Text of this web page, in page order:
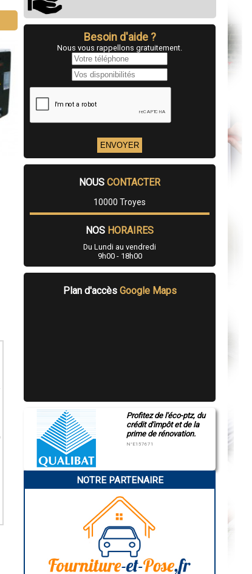
Besoin d'aide ?
Nous vous rappellons gratuitement.
NOUS CONTACTER
10000 Troyes
NOS HORAIRES
Du Lundi au vendredi
9h00 - 18h00
Plan d'accès Google Maps
Profitez de l'éco-ptz, du
crédit d'impôt et de la
prime de rénovation.
N°E157671
NOTRE PARTENAIRE